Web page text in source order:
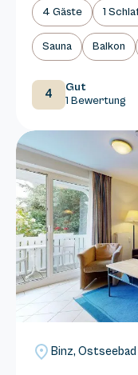
4 Gäste 1
Sauna Balkon
4
Gut
1 Bewertung
Binz, Ostseebad